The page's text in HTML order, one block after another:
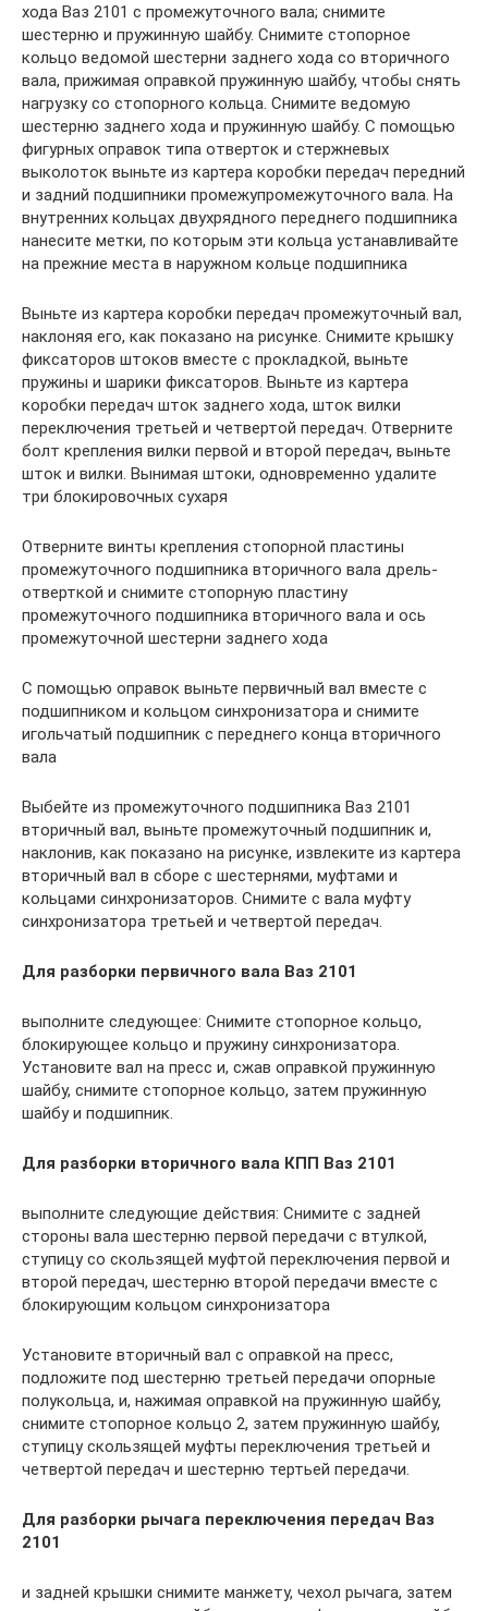
хода Ваз 2101 с промежуточного вала; снимите
шестерню и пружинную шайбу. Снимите стопорное
кольцо ведомой шестерни заднего хода со вторичного
вала, прижимая оправкой пружинную шайбу, чтобы снять
нагрузку со стопорного кольца. Снимите ведомую
шестерню заднего хода и пружинную шайбу. С помощью
фигурных оправок типа отверток и стержневых
выколоток выньте из картера коробки передач передний
и задний подшипники промежупромежуточного вала. На
внутренних кольцах двухрядного переднего подшипника
нанесите метки, по которым эти кольца устанавливайте
на прежние места в наружном кольце подшипника
Выньте из картера коробки передач промежуточный вал,
наклоняя его, как показано на рисунке. Снимите крышку
фиксаторов штоков вместе с прокладкой, выньте
пружины и шарики фиксаторов. Выньте из картера
коробки передач шток заднего хода, шток вилки
переключения третьей и четвертой передач. Отверните
болт крепления вилки первой и второй передач, выньте
шток и вилки. Вынимая штоки, одновременно удалите
три блокировочных сухаря
Отверните винты крепления стопорной пластины
промежуточного подшипника вторичного вала дрель-
отверткой и снимите стопорную пластину
промежуточного подшипника вторичного вала и ось
промежуточной шестерни заднего хода
С помощью оправок выньте первичный вал вместе с
подшипником и кольцом синхронизатора и снимите
игольчатый подшипник с переднего конца вторичного
вала
Выбейте из промежуточного подшипника Ваз 2101
вторичный вал, выньте промежуточный подшипник и,
наклонив, как показано на рисунке, извлеките из картера
вторичный вал в сборе с шестернями, муфтами и
кольцами синхронизаторов. Снимите с вала муфту
синхронизатора третьей и четвертой передач.
Для разборки первичного вала Ваз 2101
выполните следующее: Cнимите стопорное кольцо,
блокирующее кольцо и пружину синхронизатора.
Установите вал на пресс и, сжав оправкой пружинную
шайбу, снимите стопорное кольцо, затем пружинную
шайбу и подшипник.
Для разборки вторичного вала КПП Ваз 2101
выполните следующие действия: Снимите с задней
стороны вала шестерню первой передачи с втулкой,
ступицу со скользящей муфтой переключения первой и
второй передач, шестерню второй передачи вместе с
блокирующим кольцом синхронизатора
Установите вторичный вал с оправкой на пресс,
подложите под шестерню третьей передачи опорные
полукольца, и, нажимая оправкой на пружинную шайбу,
снимите стопорное кольцо 2, затем пружинную шайбу,
ступицу скользящей муфты переключения третьей и
четвертой передач и шестерню тертьей передачи.
Для разборки рычага переключения передач Ваз
2101
и задней крышки снимите манжету, чехол рычага, затем